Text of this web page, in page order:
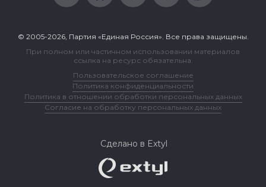
© 2005-2026, Партия «Единая Россия». Все права защищены.
При полном или частичном использовании материалов
ссылка на ресурс обязательна.
Пользовательское соглашение
Политика конфиденциальности
Политика в отношении обработки персональных данных
Согласие на обработку персональных данных
Сделано в Extyl